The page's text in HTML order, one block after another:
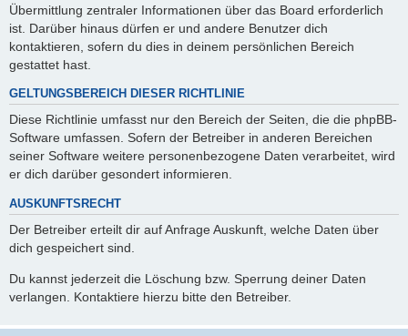
Übermittlung zentraler Informationen über das Board erforderlich
ist. Darüber hinaus dürfen er und andere Benutzer dich
kontaktieren, sofern du dies in deinem persönlichen Bereich
gestattet hast.
GELTUNGSBEREICH DIESER RICHTLINIE
Diese Richtlinie umfasst nur den Bereich der Seiten, die die phpBB-
Software umfassen. Sofern der Betreiber in anderen Bereichen
seiner Software weitere personenbezogene Daten verarbeitet, wird
er dich darüber gesondert informieren.
AUSKUNFTSRECHT
Der Betreiber erteilt dir auf Anfrage Auskunft, welche Daten über
dich gespeichert sind.
Du kannst jederzeit die Löschung bzw. Sperrung deiner Daten
verlangen. Kontaktiere hierzu bitte den Betreiber.